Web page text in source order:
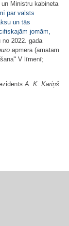
Ministru kabineta
par valsts
un tās
jomām,
no 2022. gada
apmērā (amatam
V līmenī;
A. K. Kariņš